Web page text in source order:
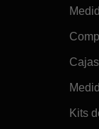
Kits